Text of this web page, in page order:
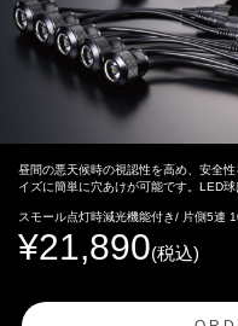
昼間の悪天候時の視認性を高め、安全
イズに簡単に穴あけが可能です。LED
スモール点灯時減光機能付き/ 片側5連
¥21,890(税込)